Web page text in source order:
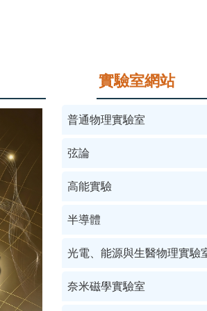
實驗室網站
普通物理實驗室
弦論
高能實驗
半導體
光電、能源與生醫物理實驗
奈米磁學實驗室